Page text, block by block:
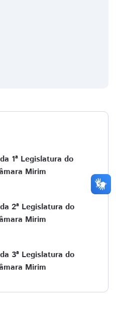
1ª Legislatura do
Mirim
2ª Legislatura do
Mirim
3ª Legislatura do
Mirim